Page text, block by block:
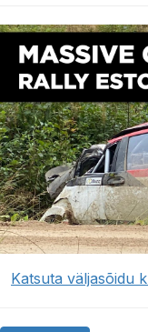
Katsuta väljasõidu